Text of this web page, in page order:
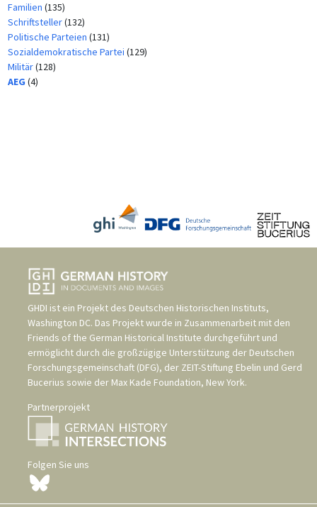
Familien (135)
Schriftsteller(132)
Politische Parteien (131)
Sozialdemokratische Partei (129)
Militär(128)
AEG (4)
GHDI ist ein Projekt des Deutschen Historischen Instituts,
Washington DC. Das Projekt wurde in Zusammenarbeit mit den
Friends of the German Historical Institute durchgeführt und
ermöglicht durch die großzügige Unterstützung der Deutschen
Forschungsgemeinschaft (DFG), der ZEIT-Stiftung Ebelin und Gerd
Bucerius sowie der Max Kade Foundation, New York.
Partnerprojekt
Folgen Sie uns